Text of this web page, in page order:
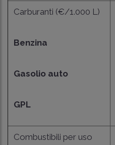
Carburanti (€/1.000 L)
Benzina
Gasolio auto
GPL
Combustibili per uso